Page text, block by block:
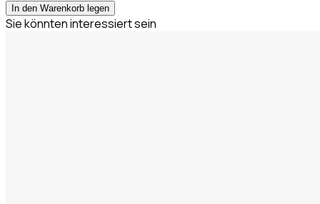
In den Warenkorb legen
Sie könnten interessiert sein